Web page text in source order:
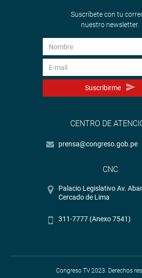
Suscríbete con tu
nuestro newsletter.
Suscribirme
CENTRO DE
prensa@congreso.gob.pe
CNC
Palacio Legislativo Av.
Cercado de Lima
311-7777 (Anexo 7541)
Congreso TV 2023. Derechos